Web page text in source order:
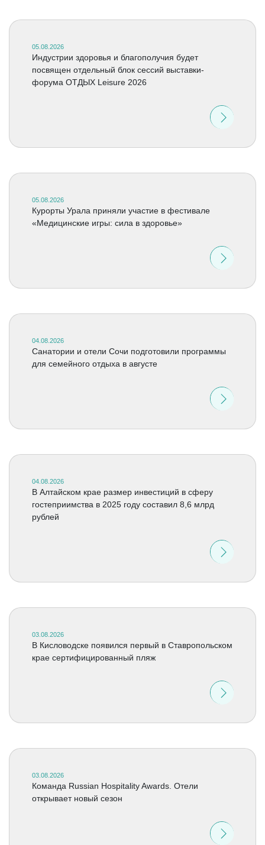
05.08.2026
Индустрии здоровья и благополучия будет
посвящен отдельный блок сессий выставки-
форума ОТДЫХ Leisure 2026
05.08.2026
Курорты Урала приняли участие в фестивале
«Медицинские игры: сила в здоровье»
04.08.2026
Санатории и отели Сочи подготовили программы
для семейного отдыха в августе
04.08.2026
В Алтайском крае размер инвестиций в сферу
гостеприимства в 2025 году составил 8,6 млрд
рублей
03.08.2026
В Кисловодске появился первый в Ставропольском
крае сертифицированный пляж
03.08.2026
Команда Russian Hospitality Awards. Отели
открывает новый сезон